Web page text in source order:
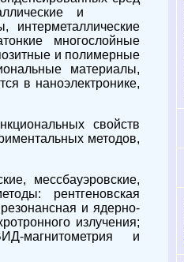
и
многослойные
и полимерные
материалы,
в наноэлектронике,
свойств
методов,
мессбауэровские,
рентгеновская
и ядерно-
излучения;
магнитометрия и